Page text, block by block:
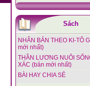
Sách
NHÂN BẢN THEO KI-TÔ
mới nhất)
THẦN LƯƠNG NUÔI
XÁC (bản mới nhất)
BÀI HAY CHIA SẺ